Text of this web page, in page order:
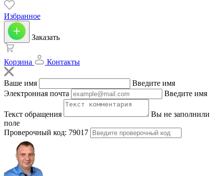
Избранное
Заказать
Корзина Контакты
Ваше имя
Введите имя
Электронная почта
Введите имя
Текст обращения
Вы не заполнили
поле
Проверочный код: 79017